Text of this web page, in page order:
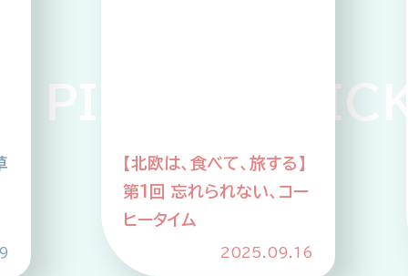
【北欧は、食べて、旅する】
第2回 SDGs先進国のア
ップサイクルな食事情
2025.10.21